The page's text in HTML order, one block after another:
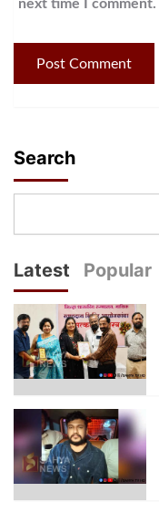
next time I comment.
Search
Latest Popular